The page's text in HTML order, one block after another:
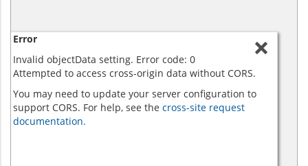
Error
Invalid objectData setting. Error code: 0
Attempted to access cross-origin data without CORS.
You may need to update your server configuration to
support CORS. For help, see the cross-site request
documentation.